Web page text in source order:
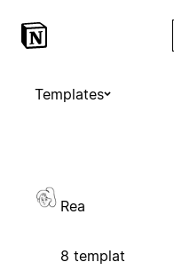
Templates
Rea
8 templat